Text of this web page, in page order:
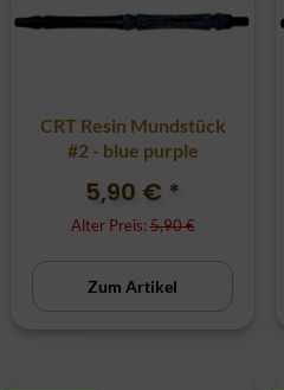
CRT Resin Mundstück
#2 - blue purple
5,90 € *
Alter Preis:5,90 €
Zum Artikel